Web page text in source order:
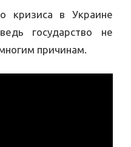
кризиса в Украине
государство не
причинам.